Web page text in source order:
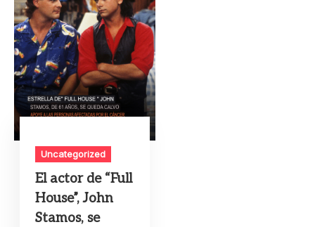
Uncategorized
El actor de “Full
House”, John
Stamos, se